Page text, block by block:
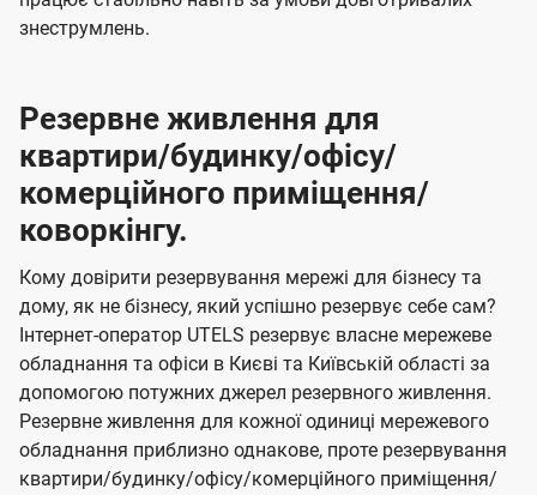
знеструмлень.
Резервне живлення для
квартири/будинку/офісу/
комерційного приміщення/
коворкінгу.
Кому довірити резервування мережі для бізнесу та
дому, як не бізнесу, який успішно резервує себе сам?
Інтернет-оператор UTELS резервує власне мережеве
обладнання та офіси в Києві та Київській області за
допомогою потужних джерел резервного живлення.
Резервне живлення для кожної одиниці мережевого
обладнання приблизно однакове, проте резервування
квартири/будинку/офісу/комерційного приміщення/